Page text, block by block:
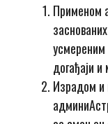
Применом
догађаји
Израдом и